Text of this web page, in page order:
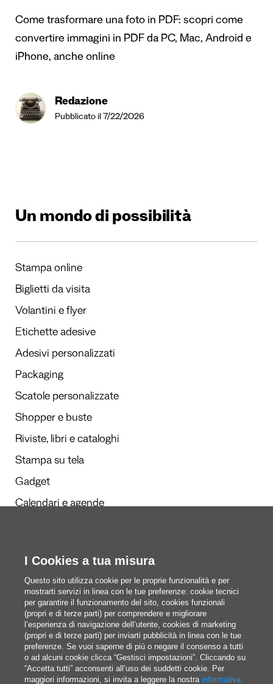
Come trasformare una foto in PDF: scopri come
convertire immagini in PDF da PC, Mac, Android e
iPhone, anche online
Redazione
Pubblicato il 7/22/2026
Un mondo di possibilità
Stampa online
Biglietti da visita
Volantini e flyer
Etichette adesive
Adesivi personalizzati
Packaging
Scatole personalizzate
Shopper e buste
Riviste, libri e cataloghi
Stampa su tela
Gadget
Calendari e agende
Redazione
Questi siamo noi
blog@pixartprinting.com
I Cookies a tua misura
Questo sito utilizza cookie per le proprie funzionalità e per
mostrarti servizi in linea con le tue preferenze: cookie tecnici
per garantire il funzionamento del sito, cookies funzionali
(propri e di terze parti) per comprendere e migliorare
l’esperienza di navigazione dell’utente, cookies di marketing
(propri e di terze parti) per inviarti pubblicità in linea con le tue
preferenze. Se vuoi saperne di più o negare il consenso a tutti
o ad alcuni cookie clicca “Gestisci impostazioni”. Cliccando su
“Accetta tutti” acconsenti all’uso dei suddetti cookie. Per
maggiori informazioni, si invita a leggere la nostra informativa